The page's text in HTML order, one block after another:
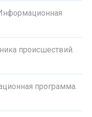
происшествий.
программа.